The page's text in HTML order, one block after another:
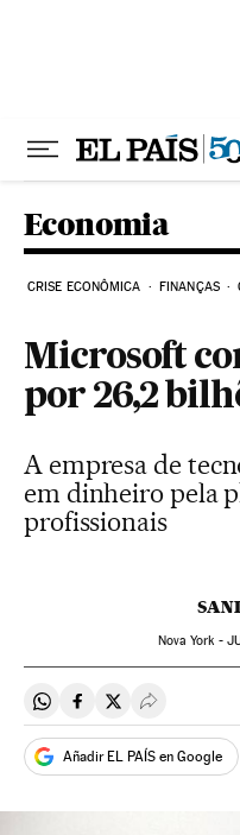
Economia
CRISE ECONÔMICA FINANÇAS
Microsoft
por 26,2
A empresa de
em dinheiro pela
profissionais
Nova York -
Compartir en Whatsapp
Compartir en
Compartir en
Desplegar
Añadir EL PAÍS en Google